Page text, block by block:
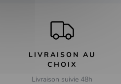
LIVRAISON AU
CHOIX
Livraison suivie 48h